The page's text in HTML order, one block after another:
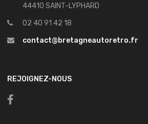
44410 SAINT-LYPHARD
02 40 91 42 18
contact@bretagneautoretro.fr
REJOIGNEZ-NOUS